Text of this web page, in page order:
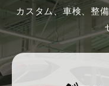
カスタム、車検、整